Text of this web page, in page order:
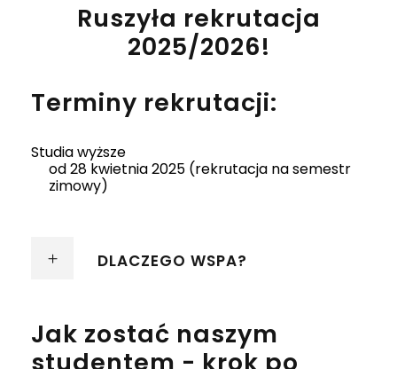
Ruszyła rekrutacja
2025/2026!
Terminy rekrutacji:
Studia wyższe
od 28 kwietnia 2025 (rekrutacja na semestr
zimowy)
DLACZEGO WSPA?
Jak zostać naszym
studentem - krok po